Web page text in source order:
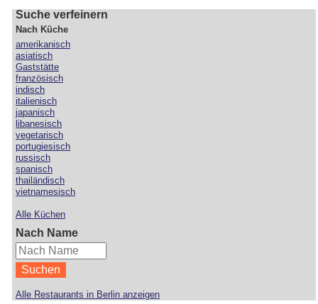
Suche verfeinern
Nach Küche
amerikanisch
asiatisch
Gaststätte
französisch
indisch
italienisch
japanisch
libanesisch
vegetarisch
portugiesisch
russisch
spanisch
thailändisch
vietnamesisch
Alle Küchen
Nach Name
Alle Restaurants in Berlin anzeigen